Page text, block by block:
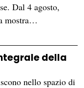
Dal 4 agosto,
mostra…
della
nello spazio di